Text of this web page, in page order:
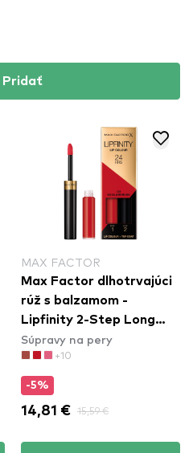
Pridať
MAX FACTOR
Max Factor dlhotrvajúci
rúž s balzamom -
Lipfinity 2-Step Long
Lasting Lipstick - 125 So
Glamoruous
Súpravy na pery
+10
-5%
14,81 € 15,59 €